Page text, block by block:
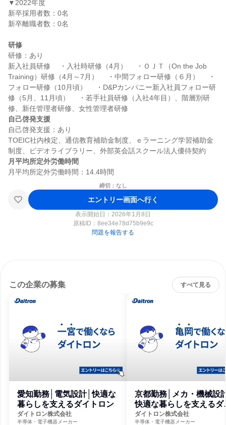
▼2022年度
新卒採用者数：0名
新卒離職者数：0名
研修
研修：あり
新入社員研修 　・入社時研修（4月） 　・ＯＪＴ（On the Job
Training）研修（4月～7月） 　・中間フォロー研修（６月） 　・
フォロー研修（10月頃） 　・D&Pカンパニー新入社員フォロー研
修（5月、11月頃） 　・若手社員研修（入社4年目）、階層別研
自己啓発支援
自己啓発支援：あり
TOEIC社内検定、通信教育補助金制度、ｅラーニング学習補助金
月平均所定外労働時間
締切：なし
エントリー画面へ行く
表示開始日：2026年1月8日
原稿ID： 8ee34e78d75b9e9c
問題を報告する
この企業の募集 すべて見る
愛知勤務│電気設計│快適な
暮らしを支えるダイトロン
ダイトロン株式会社
半導体・電子機器メーカー
京都勤務│メカ・機械設
快適な暮らしを支えるダ
トロン
ダイトロン株式会社
半導体・電子機器メーカー